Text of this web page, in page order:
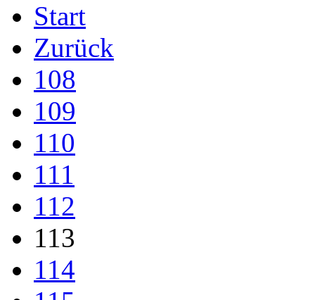
Start
Zurück
108
109
110
111
112
113
114